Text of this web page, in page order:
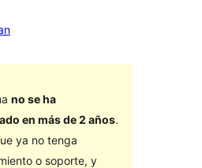
no se ha
en más de 2 años.
ya no tenga
o soporte, y